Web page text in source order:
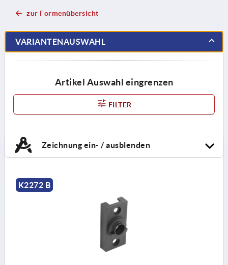
zur Formenübersicht
VARIANTENAUSWAHL
Artikel Auswahl eingrenzen
FILTER
Zeichnung ein- / ausblenden
K2272 B